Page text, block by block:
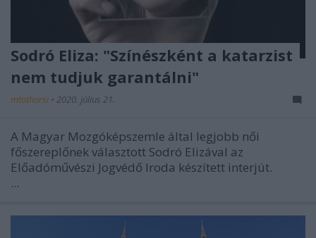
Sodró Eliza: "Színészként a katarzist
nem tudjuk garantálni"
mtothorsi • 2020. július 21.
A Magyar Mozgóképszemle által legjobb női
főszereplőnek választott Sodró Elizával az
Előadóművészi Jogvédő Iroda készített interjút.
...